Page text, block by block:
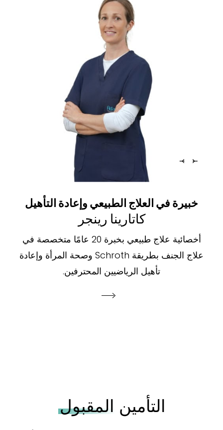
خبيرة في العلاج الطبيعي وإعادة التأهيل
كاتارينا رينجر
أخصائية علاج طبيعي بخبرة 20 عامًا متخصصة في
علاج الجنف بطريقة Schroth وصحة المرأة وإعادة
تأهيل الرياضيين المحترفين.
التأمين المقبول